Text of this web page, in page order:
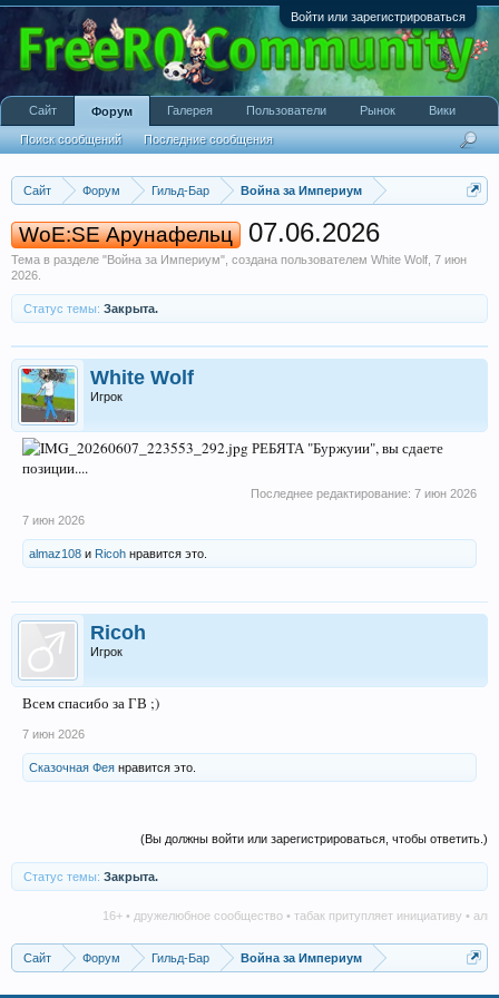
Войти или зарегистрироваться
Сайт Форум Гильд-Бар Война за Империум
WoE:SE Арунафельц 07.06.2026
Тема в разделе "Война за Империум", создана пользователем White Wolf 7 июн
2026
Статус темы: Закрыта.
White Wolf
Игрок
РЕБЯТА "Буржуии", вы сдаете
позиции....
Последнее редактирование: 7 июн 2026
7 июн 2026
almaz108 и Ricoh нравится это.
Ricoh
Игрок
Всем спасибо за ГВ ;)
7 июн 2026
Сказочная Фея нравится это.
(Вы должны войти или зарегистрироваться, чтобы ответить.)
Статус темы: Закрыта.
16+ • дружелюбное сообщество • табак притупляет инициативу •
Сайт Форум Гильд-Бар Война за Империум
Сайт Форум
Поиск сообщений Последние сообщения
Галерея Пользователи Рынок Вики